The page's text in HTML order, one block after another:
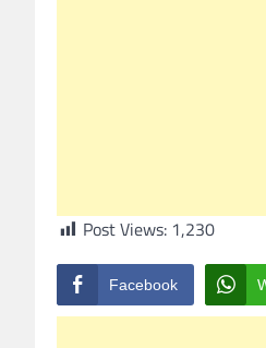
Post Views: 1,230
Facebook